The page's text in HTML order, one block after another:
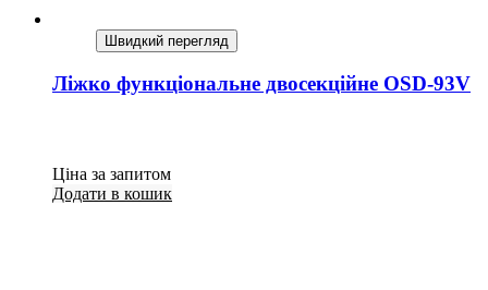
Швидкий перегляд
Ліжко функціональне двосекційне OSD-93V
Ціна за запитом
Додати в кошик